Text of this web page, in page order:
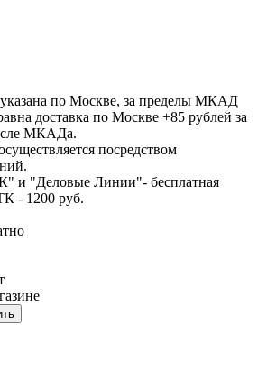
по Москве, за пределы МКАД
доставка по Москве +85 рублей за
МКАДа.
посредством
и "Деловые Линии"- бесплатная
- 1200 руб.